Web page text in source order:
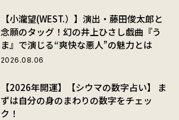
【小瀧望(WEST.）】演出・藤田俊太郎と
念願のタッグ！幻の井上ひさし戯曲『う
ま』で演じる“爽快な悪人”の魅力とは
2026.08.06
【2026年開運】【シウマの数字占い】 ま
ずは自分の身のまわりの数字をチェッ
ク！